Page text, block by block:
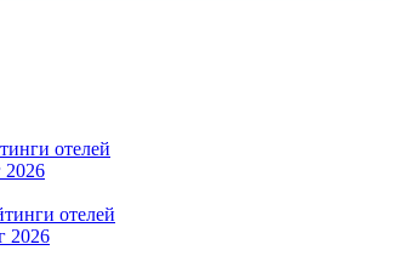
отелей
отелей
2026